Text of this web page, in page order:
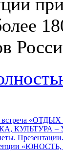
встреча
КУЛЬТУРА –
Презентации.